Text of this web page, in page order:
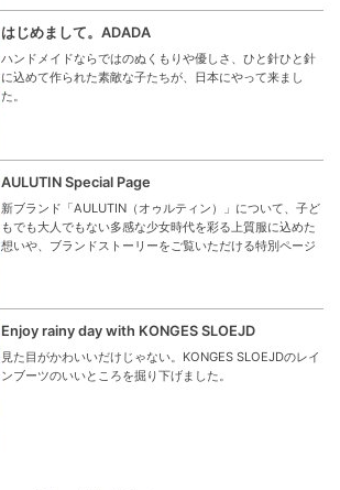
はじめまして。ADADA
ハンドメイドならではのぬくもりや優しさ、ひと針ひと針
に込めて作られた素敵な子たちが、日本にやって来まし
た。
AULUTIN Special Page
新ブランド「AULUTIN（オゥルティン）」について、子ど
もでも大人でもない多感な少女時代を彩る上質服に込めた
想いや、ブランドストーリーをご覧いただける特別ページ
Enjoy rainy day with KONGES SLOEJD
見た目がかわいいだけじゃない。KONGES SLOEJDのレイ
ンブーツのいいところを掘り下げました。